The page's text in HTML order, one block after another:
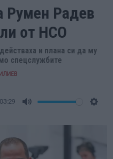
Румен Радев
от НСО
и плана си да му
спецслужбите
03:29